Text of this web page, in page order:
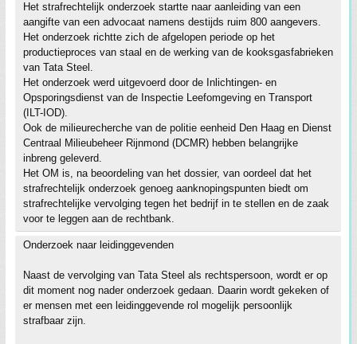
Het strafrechtelijk onderzoek startte naar aanleiding van een
aangifte van een advocaat namens destijds ruim 800 aangevers.
Het onderzoek richtte zich de afgelopen periode op het
productieproces van staal en de werking van de kooksgasfabrieken
van Tata Steel.
Het onderzoek werd uitgevoerd door de Inlichtingen- en
Opsporingsdienst van de Inspectie Leefomgeving en Transport
(ILT-IOD).
Ook de milieurecherche van de politie eenheid Den Haag en Dienst
Centraal Milieubeheer Rijnmond (DCMR) hebben belangrijke
inbreng geleverd.
Het OM is, na beoordeling van het dossier, van oordeel dat het
strafrechtelijk onderzoek genoeg aanknopingspunten biedt om
strafrechtelijke vervolging tegen het bedrijf in te stellen en de zaak
voor te leggen aan de rechtbank.
Onderzoek naar leidinggevenden
Naast de vervolging van Tata Steel als rechtspersoon, wordt er op
dit moment nog nader onderzoek gedaan. Daarin wordt gekeken of
er mensen met een leidinggevende rol mogelijk persoonlijk
strafbaar zijn.